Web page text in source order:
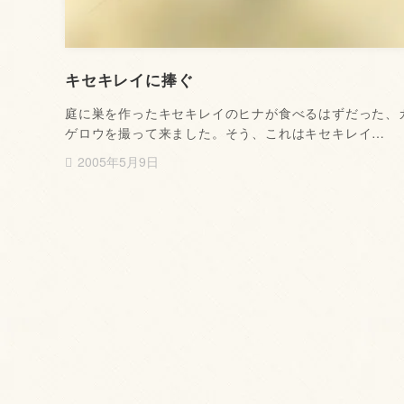
キセキレイに捧ぐ
庭に巣を作ったキセキレイのヒナが食べるはずだった、
ゲロウを撮って来ました。そう、これはキセキレイ…
2005年5月9日